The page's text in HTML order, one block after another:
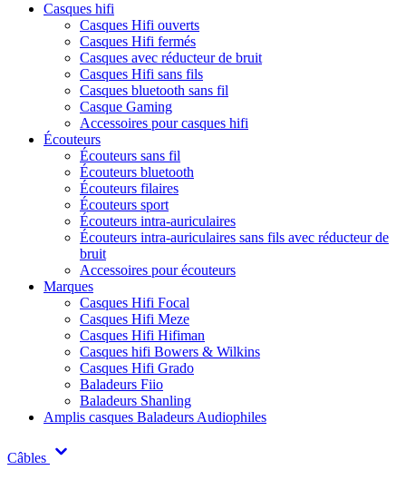
Casques hifi
Casques Hifi ouverts
Casques Hifi fermés
Casques avec réducteur de bruit
Casques Hifi sans fils
Casques bluetooth sans fil
Casque Gaming
Accessoires pour casques hifi
Écouteurs
Écouteurs sans fil
Écouteurs bluetooth
Écouteurs filaires
Écouteurs sport
Écouteurs intra-auriculaires
Écouteurs intra-auriculaires sans fils avec réducteur de
bruit
Accessoires pour écouteurs
Marques
Casques Hifi Focal
Casques Hifi Meze
Casques Hifi Hifiman
Casques hifi Bowers & Wilkins
Casques Hifi Grado
Baladeurs Fiio
Baladeurs Shanling
Amplis casques Baladeurs Audiophiles
Câbles